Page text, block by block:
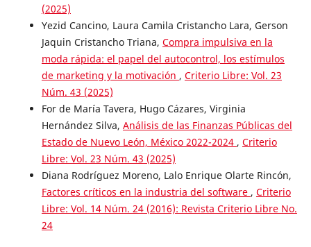
(2025)
Yezid Cancino, Laura Camila Cristancho Lara, Gerson
Jaquin Cristancho Triana, Compra impulsiva en la
moda rápida: el papel del autocontrol, los estímulos
de marketing y la motivación , Criterio Libre: Vol. 23
Núm. 43 (2025)
For de María Tavera, Hugo Cázares, Virginia
Hernández Silva, Análisis de las Finanzas Públicas del
Estado de Nuevo León, México 2022-2024 , Criterio
Libre: Vol. 23 Núm. 43 (2025)
Diana Rodríguez Moreno, Lalo Enrique Olarte Rincón,
Factores críticos en la industria del software , Criterio
Libre: Vol. 14 Núm. 24 (2016): Revista Criterio Libre No.
24